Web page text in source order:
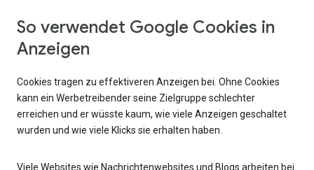
So verwendet Google Cookies in
Anzeigen
Cookies tragen zu effektiveren Anzeigen bei. Ohne Cookies
kann ein Werbetreibender seine Zielgruppe schlechter
erreichen und er wüsste kaum, wie viele Anzeigen geschaltet
wurden und wie viele Klicks sie erhalten haben.
Viele Websites wie Nachrichtenwebsites und Blogs arbeiten bei